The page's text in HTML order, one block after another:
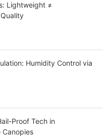
Lightweight ≠
Humidity Control via
Proof Tech in
Canopies